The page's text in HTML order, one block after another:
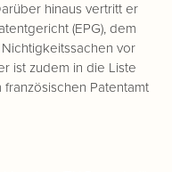
hinaus vertritt er
(EPG), dem
vor
ist zudem in die Liste
Patentamt